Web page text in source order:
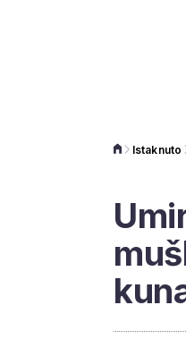
Istaknuto